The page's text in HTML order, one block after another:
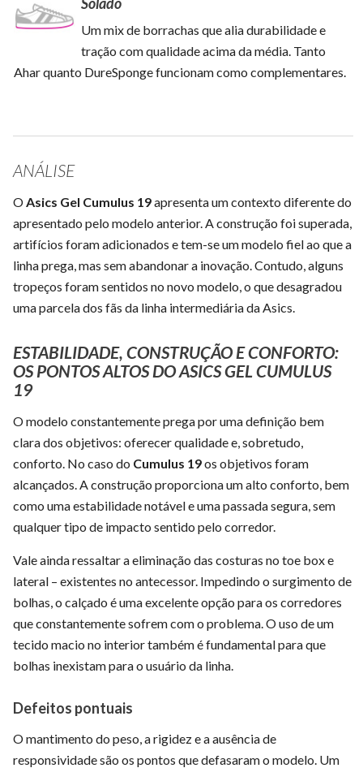
Um mix de borrachas que alia durabilidade e
tração com qualidade acima da média. Tanto
Ahar quanto DureSponge funcionam como complementares.
ANÁLISE
OAsics Gel Cumulus 19apresenta um contexto diferente do
apresentado pelo modelo anterior. A construção foi superada,
artifícios foram adicionados e tem-se um modelo fiel ao que a
linha prega, mas sem abandonar a inovação. Contudo, alguns
tropeços foram sentidos no novo modelo, o que desagradou
uma parcela dos fãs da linha intermediária da Asics.
ESTABILIDADE, CONSTRUÇÃO E CONFORTO:
OS PONTOS ALTOS DO ASICS GEL CUMULUS
19
O modelo constantemente prega por uma definição bem
clara dos objetivos: oferecer qualidade e, sobretudo,
conforto. No caso do Cumulus 19os objetivos foram
alcançados. A construção proporciona um alto conforto, bem
como uma estabilidade notável e uma passada segura, sem
qualquer tipo de impacto sentido pelo corredor.
Vale ainda ressaltar a eliminação das costuras no toe box e
lateral – existentes no antecessor. Impedindo o surgimento de
bolhas, o calçado é uma excelente opção para os corredores
que constantemente sofrem com o problema. O uso de um
tecido macio no interior também é fundamental para que
bolhas inexistam para o usuário da linha.
Defeitos pontuais
O mantimento do peso, a rigidez e a ausência de
responsividade são os pontos que defasaram o modelo. Um